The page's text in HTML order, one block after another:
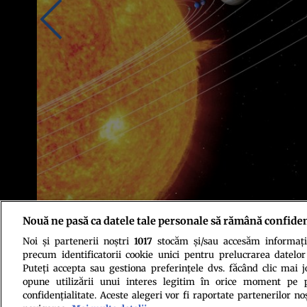
Foto: NASA/JPL-Caltech/T. Pyle (SSC)
Nouă ne pasă ca datele tale personale să rămână
Noi și partenerii noștri 1017stocăm și/sau accesăm
precum identificatorii cookie unici pentru prelucrarea
Puteți accepta sau gestiona preferințele dvs. făcând clic mai
opune utilizării unui interes legitim în orice moment pe
confidențialitate. Aceste alegeri vor fi raportate partenerilor